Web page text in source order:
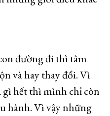
đường đi thì tâm
và hay thay đổi. Vì
hết thì mình chỉ còn
hành. Vì vậy những